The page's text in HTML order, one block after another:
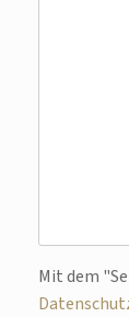
Bitte lasse
Mit dem